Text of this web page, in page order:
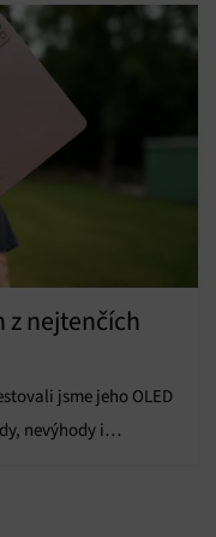
z nejtenčích
jsme jeho OLED
nevýhody i